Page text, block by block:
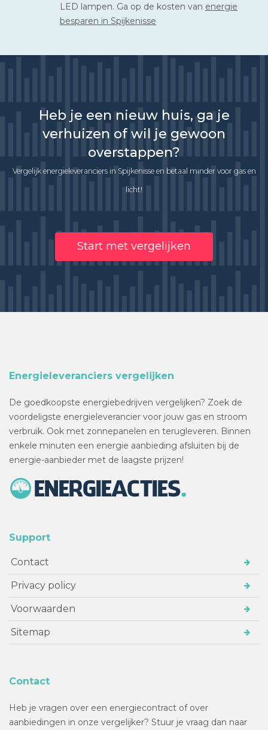
LED lampen. Ga op de kosten van energie
besparen in Spijkenisse
Heb je een nieuw huis, ga je
verhuizen of wil je gewoon
overstappen?
Vergelijk energieleveranciers in Spijkenisse en betaal minder voor gas en
licht!
Start met vergelijken
Energieleveranciers vergelijken
De goedkoopste energiebedrijven vergelijken? Zoek de
voordeligste energieleverancier voor jouw gas en stroom
verbruik. Ook met zonnepanelen en terugleveren. Binnen
enkele minuten een energie aanbieding afsluiten bij de
energie-aanbieder met de laagste prijzen!
Support
Contact
Privacy policy
Voorwaarden
Sitemap
Contact
Heb je vragen over een energiecontract of over
aanbiedingen in onze vergelijker? Stuur je vraag dan naar